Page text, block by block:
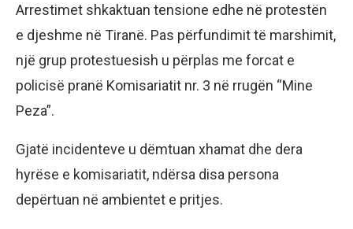
Arrestimet shkaktuan tensione edhe në protestën
e djeshme në Tiranë. Pas përfundimit të marshimit,
një grup protestuesish u përplas me forcat e
policisë pranë Komisariatit nr. 3 në rrugën “Mine
Peza”.
Gjatë incidenteve u dëmtuan xhamat dhe dera
hyrëse e komisariatit, ndërsa disa persona
depërtuan në ambientet e pritjes.